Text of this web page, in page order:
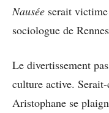
Nausée serait
sociologue de
Le divertissement
culture active.
Aristophane se